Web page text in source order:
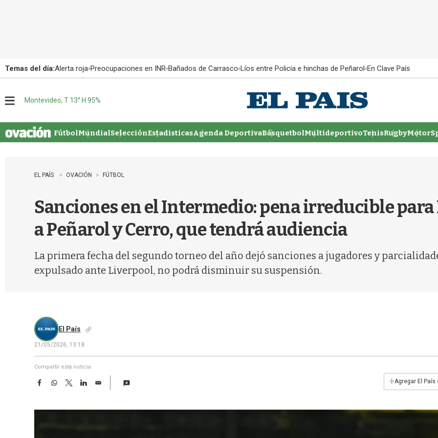
Temas del día:Alerta roja Preocupaciones en INR Bañados de Carrasco Líos entre Policía e hinchas de Peñarol En Clave País
u
Montevideo, T 13° H 95%
FútbolMundialSelecciónEstadisticasAgenda DeportivaBásquetbolMultideportivoTenisRugby
EL PAÍS OVACIÓN FÚTBOL
Sanciones en el Intermedio: pena irreducible
a Peñarol y Cerro, que tendrá audiencia
La primera fecha del segundo torneo del año dejó sanciones a jugadores y
expulsado ante Liverpool, no podrá disminuir su suspensión.
El País
21/05/2026, 13:18
Compartir esta noticia
F
e
W
t
T
w
t
L
k
E
i
+Agregar El País